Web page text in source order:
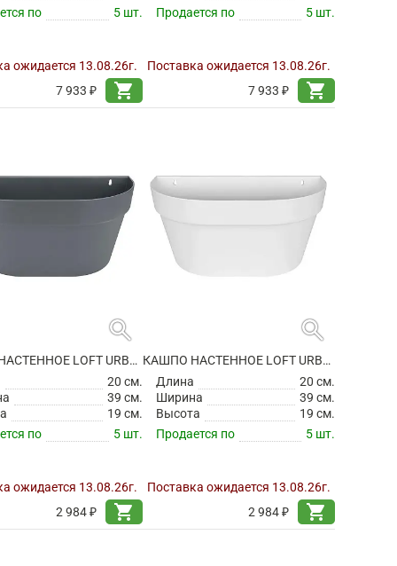
по
5 шт.
ожидается 13.08.26г.
7 933 ₽
shopping_cart
Продается по
5 шт.
Поставка ожидается 13.08.26г.
7 933 ₽
shopping_cart
search
КАШПО НАСТЕННОЕ LOFT URBAN WALL BASKET ANTHRACITE
20 см.
39 см.
19 см.
по
5 шт.
ожидается 13.08.26г.
2 984 ₽
shopping_cart
search
КАШПО НАСТЕННОЕ LOFT URBAN WALL BASKET WHITE
Длина
20 см.
Ширина
39 см.
Высота
19 см.
Продается по
5 шт.
Поставка ожидается 13.08.26г.
2 984 ₽
shopping_cart